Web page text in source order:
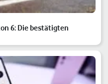
6: Die bestätigten